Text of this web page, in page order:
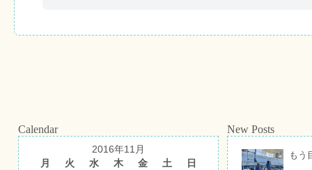
Calendar
2016年11月
月
火 水 木 金 土
日
New Posts
もう